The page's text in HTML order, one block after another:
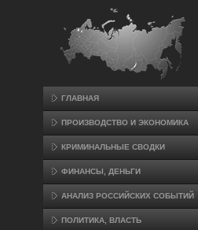
ГЛАВНАЯ
ПРОИЗВΟДСТВО И ЭКОНОМИКА
КРИМИНАЛЬНЫЕ СВОДКИ
ФИНАНСЫ, ДЕНЬГИ
АНАЛИЗ РОССИЙСКИХ СОБЫТИЙ
ПОЛИТИКА, ВЛАСТЬ